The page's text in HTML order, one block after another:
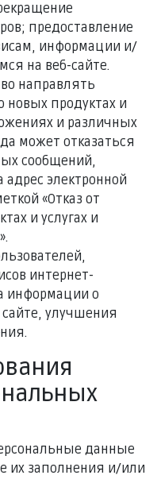
предоставление
информации и/
на веб-сайте.
направлять
новых продуктах и
и различных
может отказаться
сообщений,
адрес электронной
«Отказ от
и услугах и
интернет-
информации о
улучшения
данные
их заполнения и/или